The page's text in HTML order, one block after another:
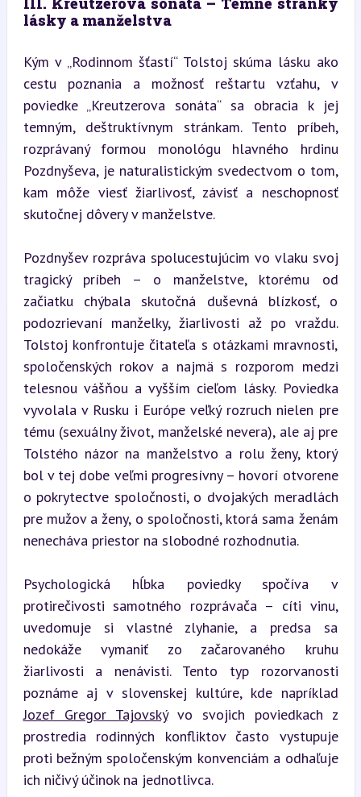
lásky a manželstva
Kým v „Rodinnom šťastí“ Tolstoj skúma lásku ako
cestu poznania a možnosť reštartu vzťahu, v
poviedke „Kreutzerova sonáta“ sa obracia k jej
temným, deštruktívnym stránkam. Tento príbeh,
rozprávaný formou monológu hlavného hrdinu
Pozdnyševa, je naturalistickým svedectvom o tom,
kam môže viesť žiarlivosť, závisť a neschopnosť
skutočnej dôvery v manželstve.
Pozdnyšev rozpráva spolucestujúcim vo vlaku svoj
tragický príbeh – o manželstve, ktorému od
začiatku chýbala skutočná duševná blízkosť, o
podozrievaní manželky, žiarlivosti až po vraždu.
Tolstoj konfrontuje čitateľa s otázkami mravnosti,
spoločenských rokov a najmä s rozporom medzi
telesnou vášňou a vyšším cieľom lásky. Poviedka
vyvolala v Rusku i Európe veľký rozruch nielen pre
tému (sexuálny život, manželské nevera), ale aj pre
Tolstého názor na manželstvo a rolu ženy, ktorý
bol v tej dobe veľmi progresívny – hovorí otvorene
o pokrytectve spoločnosti, o dvojakých meradlách
pre mužov a ženy, o spoločnosti, ktorá sama ženám
nenecháva priestor na slobodné rozhodnutia.
Psychologická hĺbka poviedky spočíva v
protirečivosti samotného rozprávača – cíti vinu,
uvedomuje si vlastné zlyhanie, a predsa sa
nedokáže vymaniť zo začarovaného kruhu
žiarlivosti a nenávisti. Tento typ rozorvanosti
Jozef Gregor Tajovský vo svojich poviedkach z
prostredia rodinných konfliktov často vystupuje
proti bežným spoločenským konvenciám a odhaľuje
ich ničivý účinok na jednotlivca.